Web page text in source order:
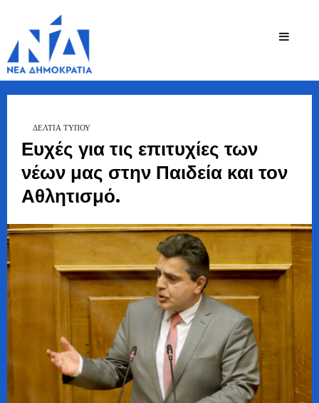
Ζήσης
Bουλευτής Ν.
Ευχές για τις επιτυχίες των
νέων μας στην Παιδεία και τον
Αθλητισμό.
ΔΕΛΤΙΑ ΤΥΠΟΥ